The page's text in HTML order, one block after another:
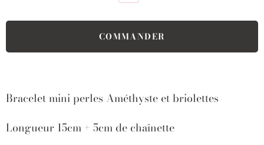
Bracelet mini perles Améthyste et briolettes
Longueur 15cm + 5cm de chaînette